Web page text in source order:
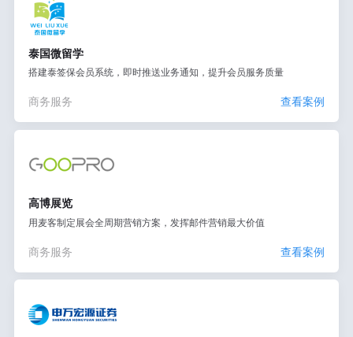
泰国微留学
搭建泰签保会员系统，即时推送业务通知，提升会员服务质量
商务服务 查看案例
高博展览
用麦客制定展会全周期营销方案，发挥邮件营销最大价值
商务服务 查看案例